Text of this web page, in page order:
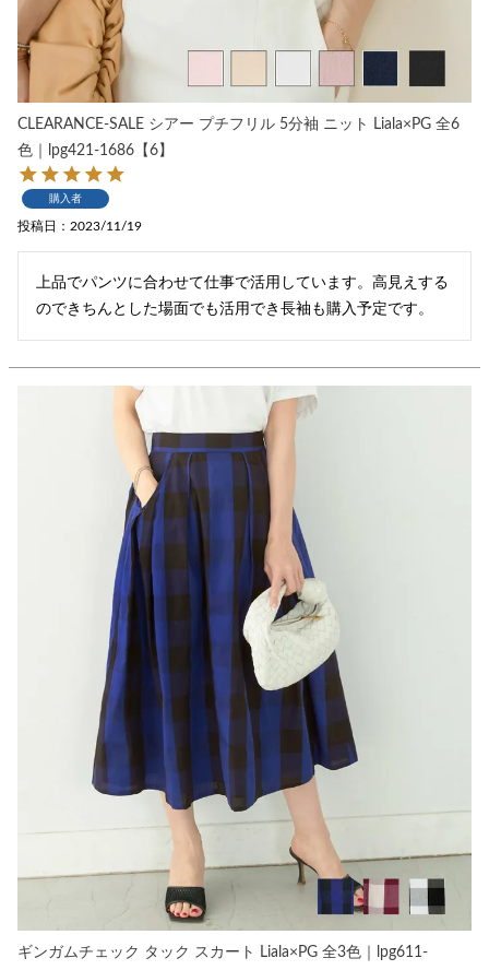
CLEARANCE-SALE シアー プチフリル 5分袖 ニット Liala×PG 全6
色｜lpg421-1686【6】
購入者
投稿日 2023/11/19
上品でパンツに合わせて仕事で活用しています。高見えする
のできちんとした場面でも活用でき長袖も購入予定です。
ギンガムチェック タック スカート Liala×PG 全3色｜lpg611-